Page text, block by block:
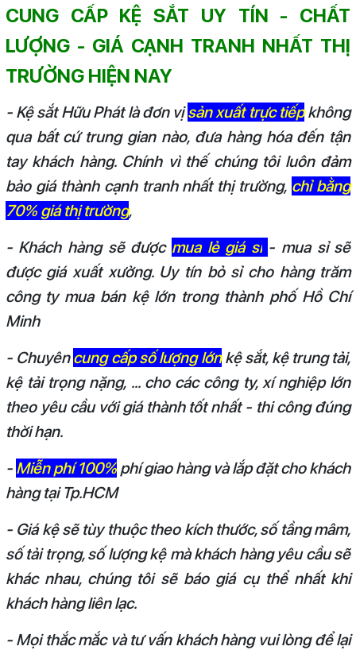
CUNG CẤP KỆ SẮT UY TÍN - CHẤT
LƯỢNG - GIÁ CẠNH TRANH NHẤT THỊ
TRƯỜNG HIỆN NAY
- Kệ sắt Hữu Phát là đơn vịsản xuất trực tiếpkhông
qua bất cứ trung gian nào, đưa hàng hóa đến tận
tay khách hàng. Chính vì thế chúng tôi luôn đảm
bảo giá thành cạnh tranh nhất thị trường, chỉ bằng
70% giá thị trường,
- Khách hàng sẽ được mua lẻ giá sỉ - mua sỉ sẽ
được giá xuất xưởng. Uy tín bỏ sỉ cho hàng trăm
công ty mua bán kệ lớn trong thành phố Hồ Chí
Minh
- Chuyêncung cấp số lượng lớnkệ sắt, kệ trung tải,
kệ tải trọng nặng, ... cho các công ty, xí nghiệp lớn
theo yêu cầu với giá thành tốt nhất - thi công đúng
thời hạn.
- Miễn phí 100%phí giao hàng và lắp đặt cho khách
hàng tại Tp.HCM
- Giá kệ sẽ tùy thuộc theo kích thước, số tầng mâm,
số tải trọng, số lượng kệ mà khách hàng yêu cầu sẽ
khác nhau, chúng tôi sẽ báo giá cụ thể nhất khi
khách hàng liên lạc.
- Mọi thắc mắc và tư vấn khách hàng vui lòng để lại